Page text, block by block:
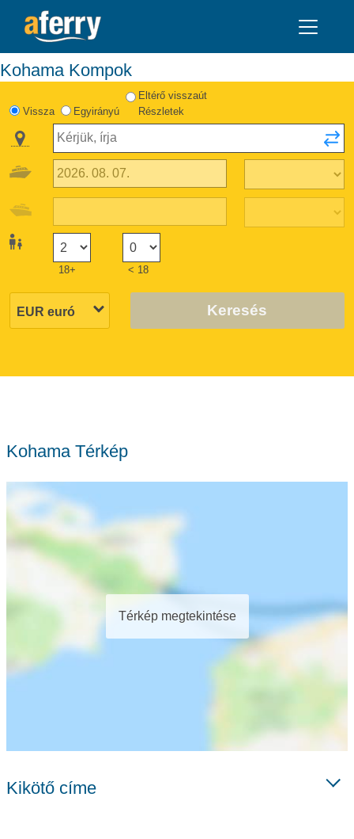
Kohama Kompok
Vissza Egyirányú
Eltérő visszaút
Részletek
18+ < 18
Keresés
Kohama Térkép
Térkép megtekintése
Kikötő címe